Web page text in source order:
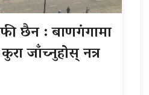
छैन : बाणगंगामा
जाँच्नुहोस् नत्र